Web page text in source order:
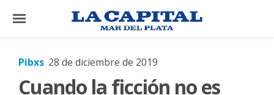
×
El
Pibxs 28 de diciembre de 2019
Cuando la ficción no es